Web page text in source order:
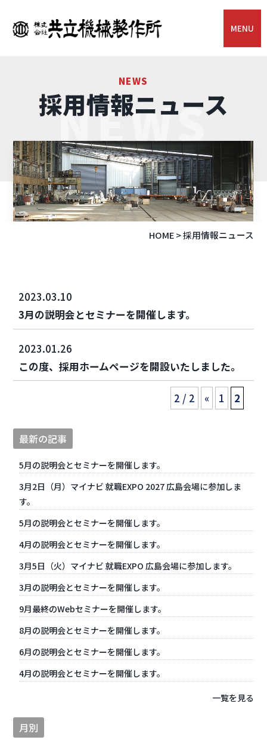
MENU
NEWS
採用情報ニュース
NEWS
HOME>採用情報ニュース
2023.03.10
3月の説明会とセミナーを開催します。
2023.01.26
この度、採用ホームページを開設いたしました。
2 / 2 « 1 2
最新の記事
5月の説明会とセミナーを開催します。
3月2日（月）マイナビ 就職EXPO 2027 広島会場に参加しま
す。
5月の説明会とセミナーを開催します。
4月の説明会とセミナーを開催します。
3月5日（火）マイナビ 就職EXPO 広島会場に参加します。
3月の説明会とセミナーを開催します。
9月最終のWebセミナーを開催します。
8月の説明会とセミナーを開催します。
6月の説明会とセミナーを開催します。
4月の説明会とセミナーを開催します。
一覧を見る
月別